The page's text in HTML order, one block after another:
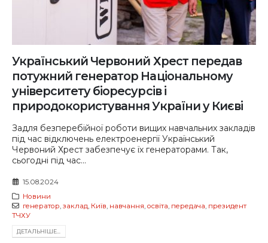
Український Червоний Хрест передав
потужний генератор Національному
університету біоресурсів і
природокористування України у Києві
Задля безперебійної роботи вищих навчальних закладів
під час відключень електроенергії Український
Червоний Хрест забезпечує їх генераторами. Так,
сьогодні під час...
15.08.2024
Новини
генератор заклад Київ навчання освіта передача президент
ТЧХУ
ДЕТАЛЬНIШЕ...